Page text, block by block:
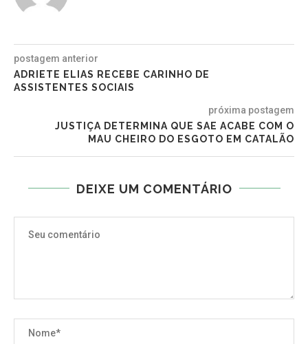
postagem anterior
ADRIETE ELIAS RECEBE CARINHO DE
ASSISTENTES SOCIAIS
próxima postagem
JUSTIÇA DETERMINA QUE SAE ACABE COM O
MAU CHEIRO DO ESGOTO EM CATALÃO
DEIXE UM COMENTÁRIO